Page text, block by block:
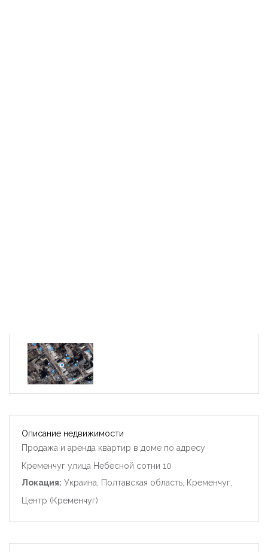
Описание недвижимости
Продажа и аренда квартир в доме по адресу
Кременчуг улица Небесной сотни 10
Локация: Украина, Полтавская область, Кременчуг,
Центр (Кременчуг)